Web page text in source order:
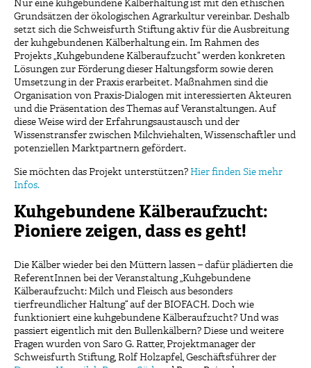
Nur eine kuhgebundene Kälberhaltung ist mit den ethischen
Grundsätzen der ökologischen Agrarkultur vereinbar. Deshalb
setzt sich die Schweisfurth Stiftung aktiv für die Ausbreitung
der kuhgebundenen Kälberhaltung ein. Im Rahmen des
Projekts „Kuhgebundene Kälberaufzucht“ werden konkreten
Lösungen zur Förderung dieser Haltungsform sowie deren
Umsetzung in der Praxis erarbeitet. Maßnahmen sind die
Organisation von Praxis-Dialogen mit interessierten Akteuren
und die Präsentation des Themas auf Veranstaltungen. Auf
diese Weise wird der Erfahrungsaustausch und der
Wissenstransfer zwischen Milchviehalten, Wissenschaftler und
potenziellen Marktpartnern gefördert.
Sie möchten das Projekt unterstützen? Hier finden Sie mehr
Infos.
Kuhgebundene Kälberaufzucht:
Pioniere zeigen, dass es geht!
Die Kälber wieder bei den Müttern lassen – dafür plädierten die
ReferentInnen bei der Veranstaltung „Kuhgebundene
Kälberaufzucht: Milch und Fleisch aus besonders
tierfreundlicher Haltung“ auf der BIOFACH. Doch wie
funktioniert eine kuhgebundene Kälberaufzucht? Und was
passiert eigentlich mit den Bullenkälbern? Diese und weitere
Fragen wurden von Saro G. Ratter, Projektmanager der
Schweisfurth Stiftung, Rolf Holzapfel, Geschäftsführer der